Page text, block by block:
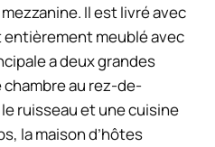
Il est livré avec
meublé avec
a deux grandes
au rez-de-
ruisseau et une cuisine
la maison d’hôtes